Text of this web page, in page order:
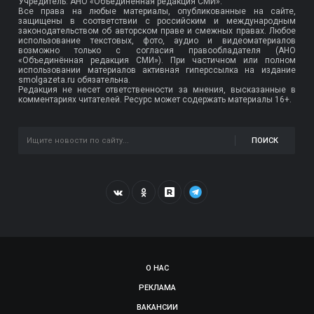
Все права на любые материалы, опубликованные на сайте,
защищены в соответствии с российским и международным
законодательством об авторском праве и смежных правах. Любое
использование текстовых, фото, аудио и видеоматериалов
возможно только с согласия правообладателя (АНО
«Объединённая редакция СМИ»). При частичном или полном
использовании материалов активная гиперссылка на издание
smolgazeta.ru обязательна.
Редакция не несет ответственности за мнения, высказанные в
комментариях читателей. Ресурс может содержать материалы 16+.
ПОИСК
О НАС
РЕКЛАМА
ВАКАНСИИ